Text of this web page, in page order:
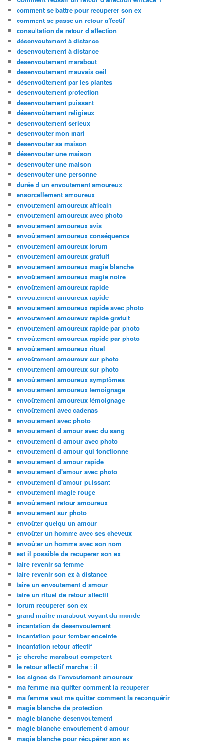
comment se battre pour recuperer son ex
comment se passe un retour affectif
consultation de retour d affection
désenvoutement à distance
desenvoutement à distance
desenvoutement marabout
desenvoutement mauvais oeil
désenvoûtement par les plantes
desenvoutement protection
desenvoutement puissant
désenvoûtement religieux
desenvoutement serieux
desenvouter mon mari
desenvouter sa maison
désenvouter une maison
desenvouter une maison
desenvouter une personne
durée d un envoutement amoureux
ensorcellement amoureux
envoutement amoureux africain
envoutement amoureux avec photo
envoutement amoureux avis
envoûtement amoureux conséquence
envoutement amoureux forum
envoutement amoureux gratuit
envoutement amoureux magie blanche
envoûtement amoureux magie noire
envoûtement amoureux rapide
envoutement amoureux rapide
envoutement amoureux rapide avec photo
envoutement amoureux rapide gratuit
envoutement amoureux rapide par photo
envoûtement amoureux rapide par photo
envoûtement amoureux rituel
envoûtement amoureux sur photo
envoutement amoureux sur photo
envoûtement amoureux symptômes
envoutement amoureux temoignage
envoûtement amoureux témoignage
envoûtement avec cadenas
envoutement avec photo
envoutement d amour avec du sang
envoutement d amour avec photo
envoutement d amour qui fonctionne
envoutement d amour rapide
envoutement d'amour avec photo
envoutement d'amour puissant
envoutement magie rouge
envoûtement retour amoureux
envoutement sur photo
envoûter quelqu un amour
envoûter un homme avec ses cheveux
envoûter un homme avec son nom
est il possible de recuperer son ex
faire revenir sa femme
faire revenir son ex à distance
faire un envoutement d amour
faire un rituel de retour affectif
forum recuperer son ex
grand maitre marabout voyant du monde
incantation de desenvoutement
incantation pour tomber enceinte
incantation retour affectif
je cherche marabout competent
le retour affectif marche t il
les signes de l'envoutement amoureux
ma femme ma quitter comment la recuperer
ma femme veut me quitter comment la reconquérir
magie blanche de protection
magie blanche desenvoutement
magie blanche envoutement d amour
magie blanche pour récupérer son ex